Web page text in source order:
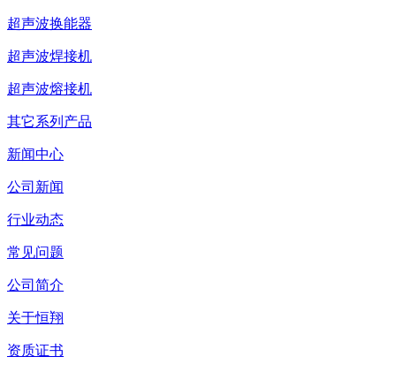
超声波换能器
超声波焊接机
超声波熔接机
其它系列产品
新闻中心
公司新闻
行业动态
常见问题
公司简介
关于恒翔
资质证书